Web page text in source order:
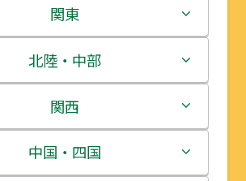
北海道
青森県
岩手県
宮城県
関東
茨城県
栃木県
群馬県
北陸・中部
新潟県
富山県
関西
三重県
中国・四国